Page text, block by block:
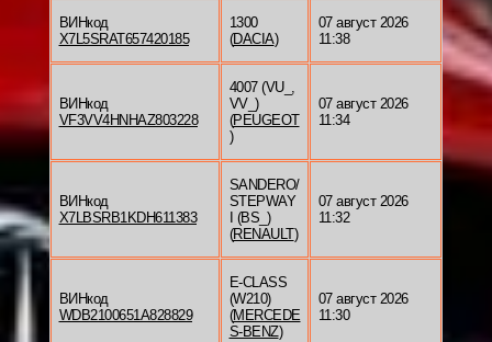
ВИНкод
X7L5SRAT657420185
1300
(DACIA)
07 август 2026
11:38
ВИНкод
VF3VV4HNHAZ803228
4007 (VU_,
VV_)
(PEUGEOT
)
07 август 2026
11:34
ВИНкод
X7LBSRB1KDH611383
SANDERO/
STEPWAY
I (BS_)
(RENAULT)
07 август 2026
11:32
ВИНкод
WDB2100651A828829
E-CLASS
(W210)
(MERCEDE
S-BENZ)
07 август 2026
11:30